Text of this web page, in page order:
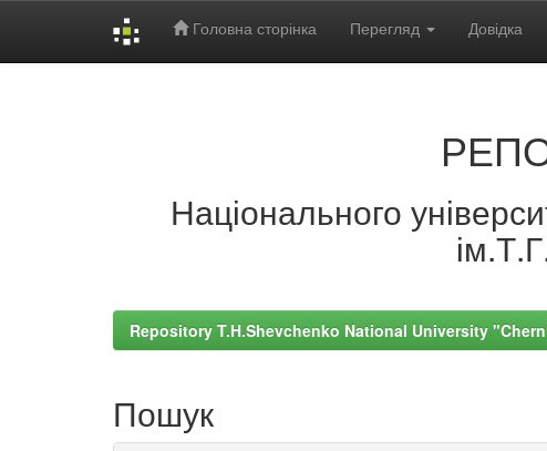
Головна сторінка Перегляд Довідка
Національного
Repository T.H.Shevchenko National University
Пошук